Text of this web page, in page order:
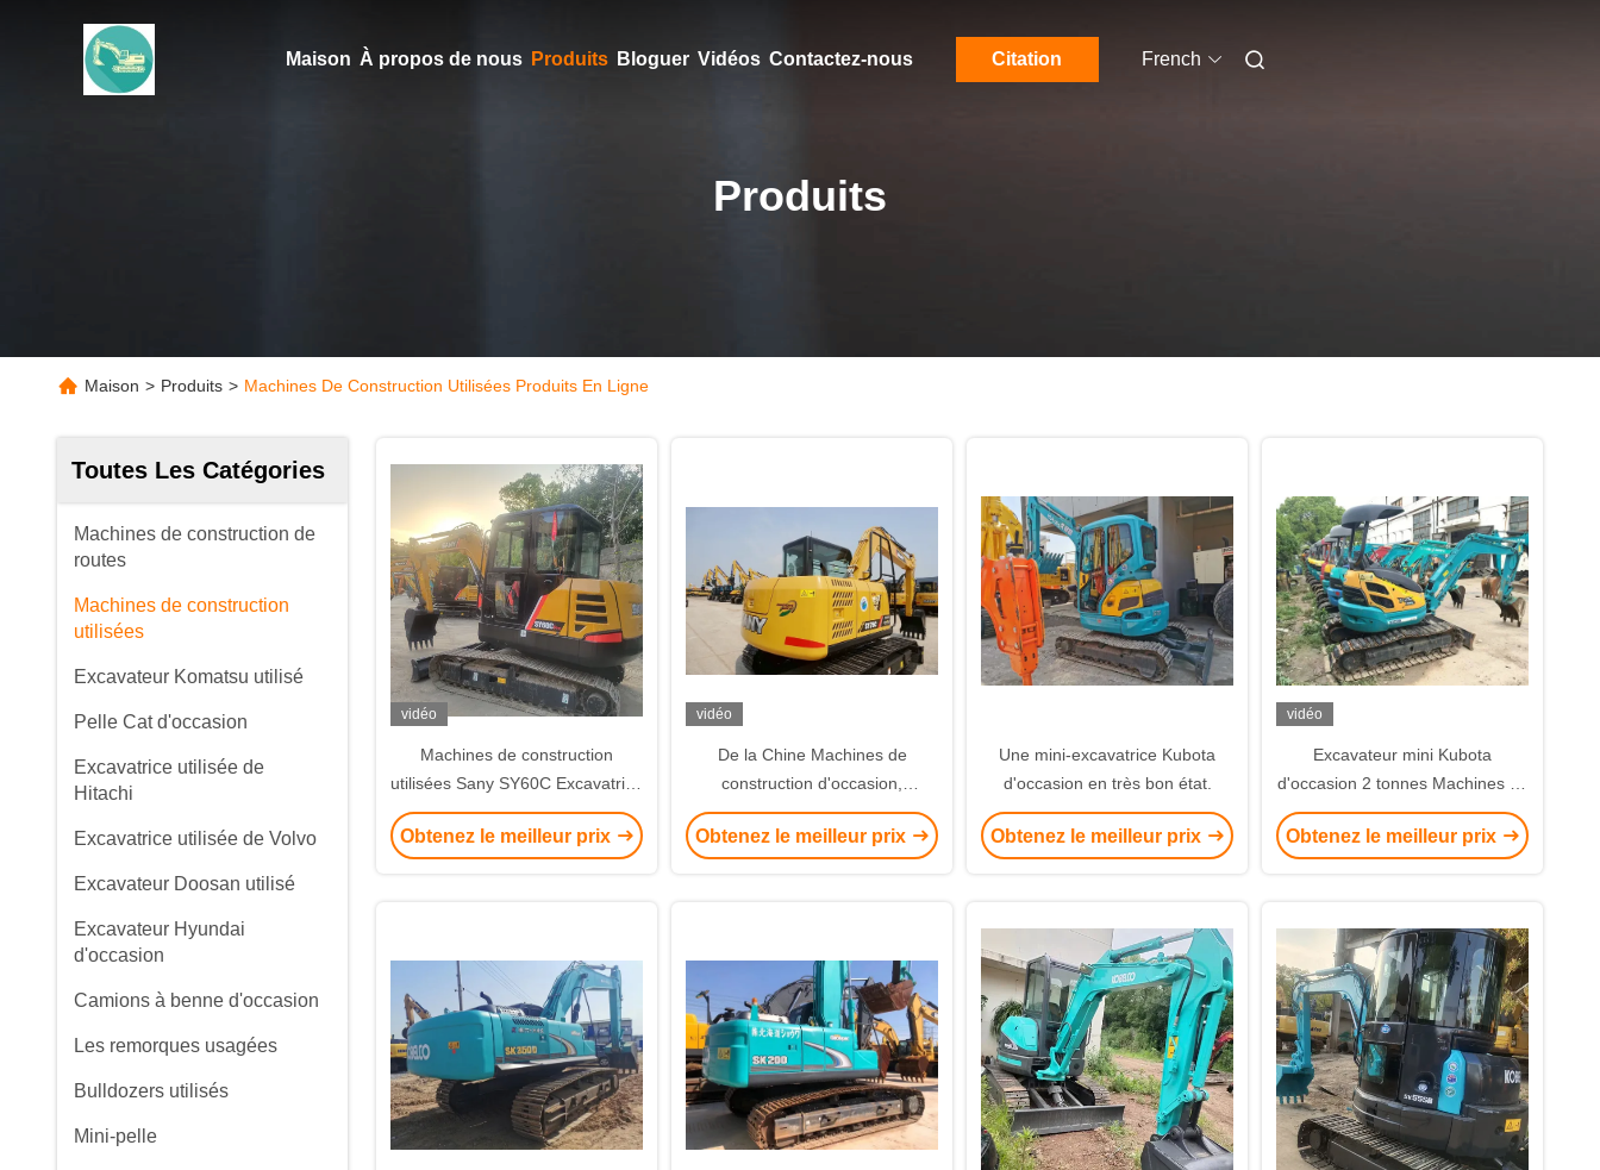
Maison À propos de nous Produits Bloguer Vidéos Contactez-nous Citation French
Produits
Maison > Produits > Machines De Construction Utilisées Produits En Ligne
Toutes Les Catégories
Machines de construction de
routes
Machines de construction
utilisées
Excavateur Komatsu utilisé
Pelle Cat d'occasion
Excavatrice utilisée de
Hitachi
Excavatrice utilisée de Volvo
Excavateur Doosan utilisé
Excavateur Hyundai
d'occasion
Camions à benne d'occasion
Les remorques usagées
Bulldozers utilisés
Mini-pelle
vidéo
Machines de construction
utilisées Sany SY60C Excavatrice
à chenille 6 tonnes
Obtenez le meilleur prix
vidéo
De la Chine Machines de
construction d'occasion,
excavatrice Sany 75 utilisée
Obtenez le meilleur prix
Une mini-excavatrice Kubota
d'occasion en très bon état.
Obtenez le meilleur prix
vidéo
Excavateur mini Kubota
d'occasion 2 tonnes Machines de
construction d'occasion
Obtenez le meilleur prix